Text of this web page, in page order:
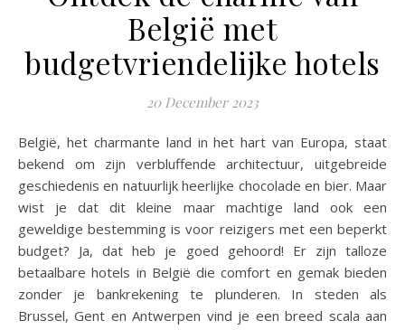
België met
budgetvriendelijke hotels
20 December 2023
België, het charmante land in het hart van Europa, staat
bekend om zijn verbluffende architectuur, uitgebreide
geschiedenis en natuurlijk heerlijke chocolade en bier. Maar
wist je dat dit kleine maar machtige land ook een
geweldige bestemming is voor reizigers met een beperkt
budget? Ja, dat heb je goed gehoord! Er zijn talloze
betaalbare hotels in België die comfort en gemak bieden
zonder je bankrekening te plunderen. In steden als
Brussel, Gent en Antwerpen vind je een breed scala aan